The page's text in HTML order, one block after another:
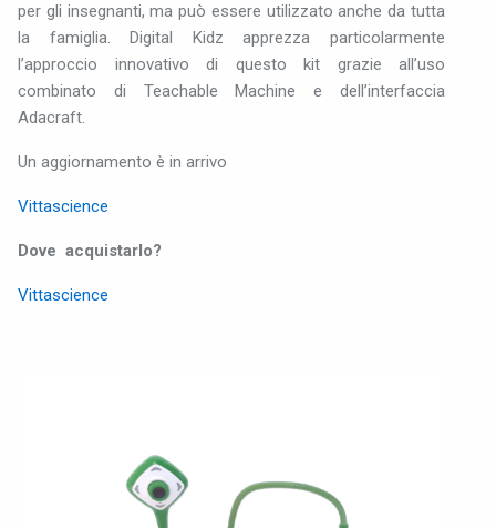
per gli insegnanti, ma può essere utilizzato anche da tutta
la famiglia. Digital Kidz apprezza particolarmente
l’approccio innovativo di questo kit grazie all’uso
combinato di Teachable Machine e dell’interfaccia
Adacraft.
Un aggiornamento è in arrivo
Vittascience
Dove acquistarlo?
Vittascience